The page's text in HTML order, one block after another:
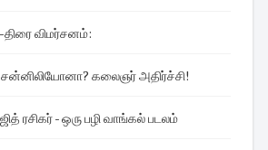
விமர்சனம்:
சன்னிலியோனா? கலைஞர் அதிர்ச்சி!
ரசிகர் - ஒரு பழி வாங்கல் படலம்